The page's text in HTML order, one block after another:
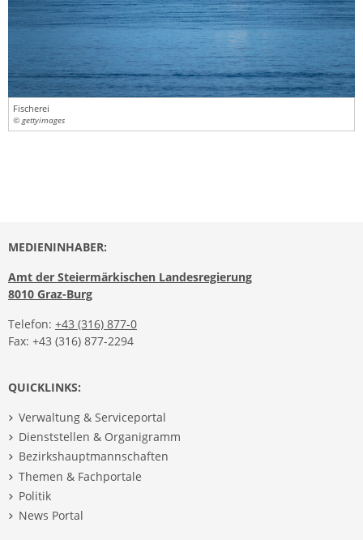
Fischerei
© gettyimages
MEDIENINHABER:
Amt der Steiermärkischen Landesregierung
8010 Graz-Burg
Telefon: +43 (316) 877-0
Fax: +43 (316) 877-2294
QUICKLINKS:
Verwaltung & Serviceportal
Dienststellen & Organigramm
Bezirkshauptmannschaften
Themen & Fachportale
Politik
News Portal